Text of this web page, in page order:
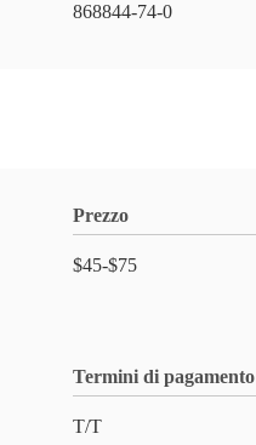
868844-74-0
Prezzo
$45-$75
Termini di pagamento
T/T